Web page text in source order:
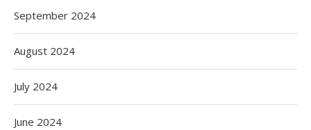
September 2024
August 2024
July 2024
June 2024